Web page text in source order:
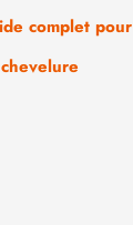
complet pour